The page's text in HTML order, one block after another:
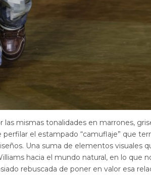
mismas tonalidades en marrones,
el estampado “camuflaje” que
Una suma de elementos visuales
hacia el mundo natural, en lo que
rebuscada de poner en valor esa